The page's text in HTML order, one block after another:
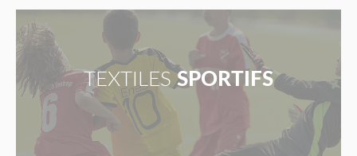
TEXTILES SPORTIFS